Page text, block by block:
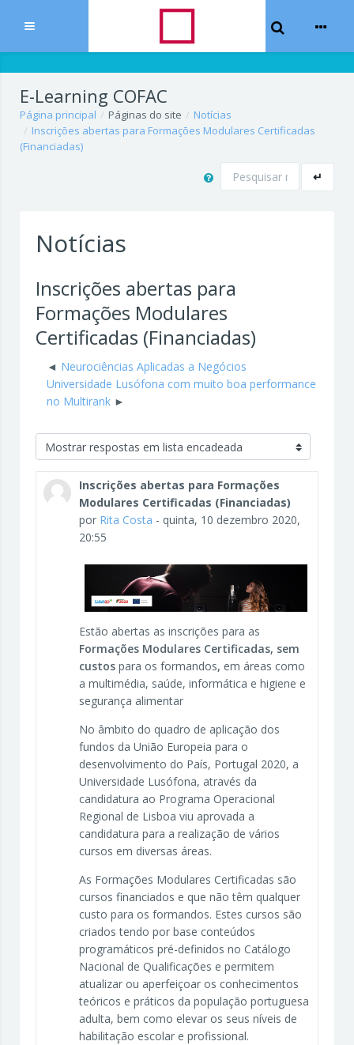
Expandir Toggle
E-Learning COFAC
Página principal Páginas do site
Notícias
Inscrições abertas para Formações Modulares Certificadas
(Financiadas)
Pesquisar ↵
Notícias
Inscrições abertas para
Formações Modulares
Certificadas (Financiadas)
Neurociências Aplicadas a Negócios
Universidade Lusófona com muito boa performance
no Multirank
Modo de visualização
Inscrições abertas para Formações
Modulares Certificadas (Financiadas)
por Rita Costa - quinta, 10 dezembro 2020,
20:55
Estão abertas as inscrições para as
Formações Modulares Certificadas, sem
custos para os formandos, em áreas como
a multimédia, saúde, informática e higiene e
segurança alimentar
No âmbito do quadro de aplicação dos
fundos da União Europeia para o
desenvolvimento do País, Portugal 2020, a
Universidade Lusófona, através da
candidatura ao Programa Operacional
Regional de Lisboa viu aprovada a
candidatura para a realização de vários
cursos em diversas áreas.
As Formações Modulares Certificadas são
cursos financiados e que não têm qualquer
custo para os formandos. Estes cursos são
criados tendo por base conteúdos
programáticos pré-definidos no Catálogo
Nacional de Qualificações e permitem
atualizar ou aperfeiçoar os conhecimentos
teóricos e práticos da população portuguesa
adulta, bem como elevar os seus níveis de
habilitação escolar e profissional.